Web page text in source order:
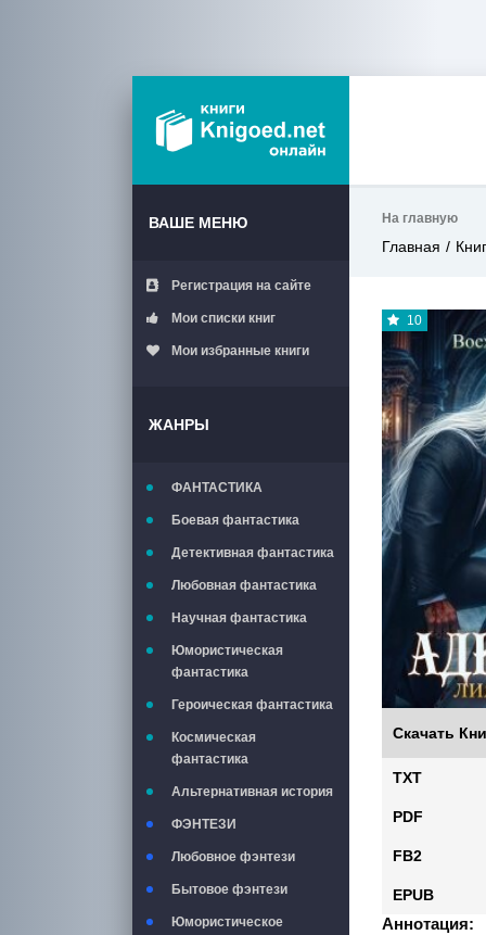
ВАШЕ МЕНЮ
Регистрация на сайте
Мои списки книг
Мои избранные книги
ЖАНРЫ
ФАНТАСТИКА
Боевая фантастика
Детективная фантастика
Любовная фантастика
Научная фантастика
Юмористическая
фантастика
Героическая фантастика
Космическая
фантастика
Альтернативная история
ФЭНТЕЗИ
Любовное фэнтези
Бытовое фэнтези
Юмористическое
На главную
Главная
10
Скачать
TXT
PDF
FB2
EPUB
Аннотация: